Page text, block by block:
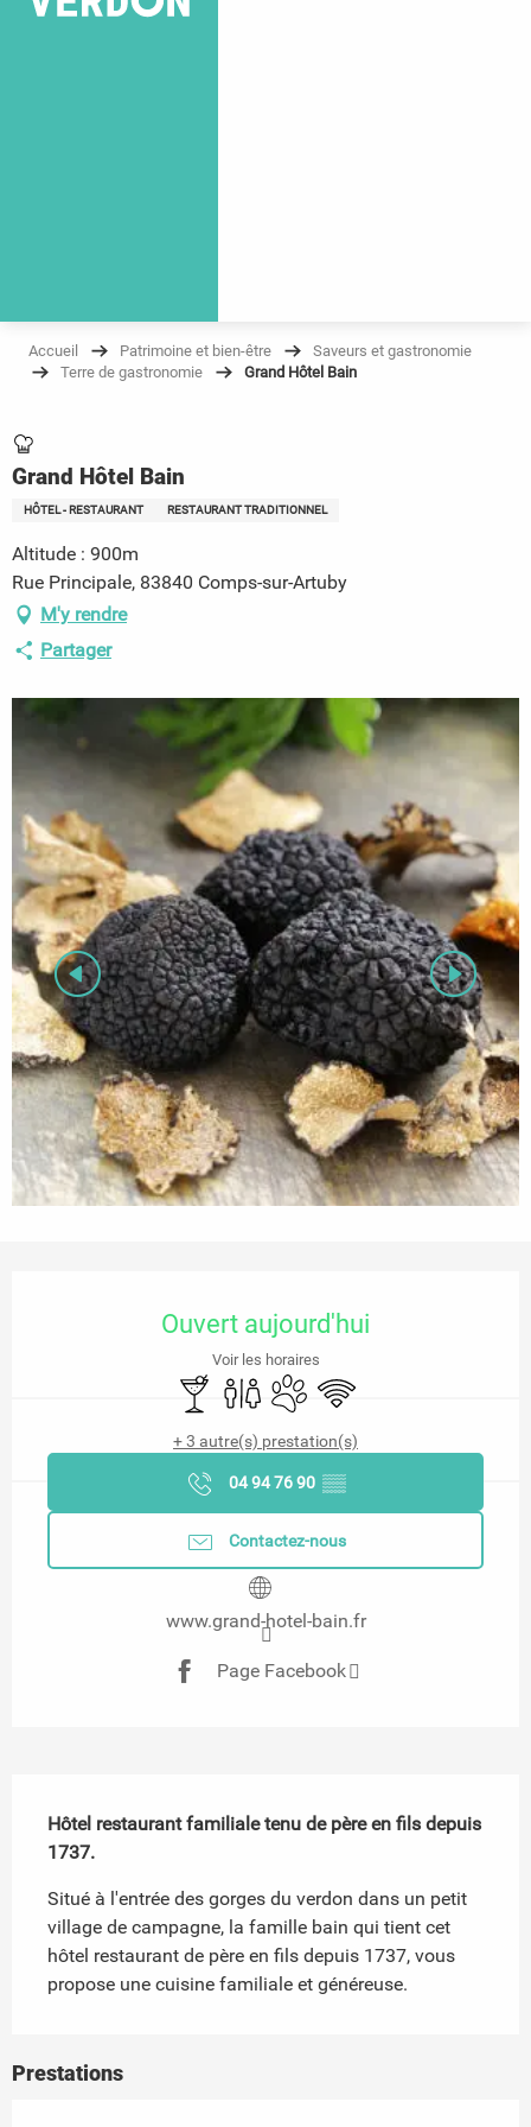
Accueil Patrimoine et bien-être
Saveurs et gastronomie
Terre de gastronomie
Grand Hôtel Bain
Grand Hôtel Bain
HÔTEL - RESTAURANT RESTAURANT TRADITIONNEL
Altitude : 900m
Rue Principale, 83840 Comps-sur-Artuby
M'y rendre
Partager
Ouvert aujourd'hui
Voir les horaires
Bar / Buvette
ToilettesAnimaux acceptés
WiFi
+ 3 autre(s) prestation(s)
04 94 76 90 ▒▒
Contactez-nous
www.grand-hotel-bain.fr
Page Facebook
Hôtel restaurant familiale tenu de père en fils depuis
1737.
Situé à l'entrée des gorges du verdon dans un petit
village de campagne, la famille bain qui tient cet
hôtel restaurant de père en fils depuis 1737, vous
propose une cuisine familiale et généreuse.
Prestations